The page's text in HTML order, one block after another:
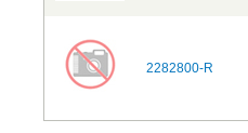
2282800-R